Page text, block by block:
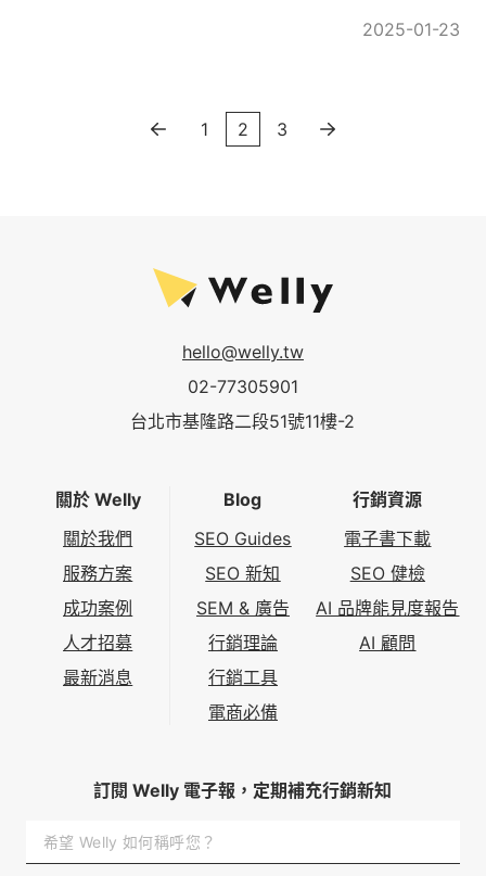
2025-01-23
1 2 3
hello@welly.tw
02-77305901
台北市基隆路二段51號11樓-2
關於 Welly
關於我們
服務方案
成功案例
人才招募
最新消息
Blog
SEO Guides
SEO 新知
SEM & 廣告
行銷理論
行銷工具
電商必備
行銷資源
電子書下載
SEO 健檢
AI 品牌能見度報告
AI 顧問
訂閱 Welly 電子報，定期補充行銷新知